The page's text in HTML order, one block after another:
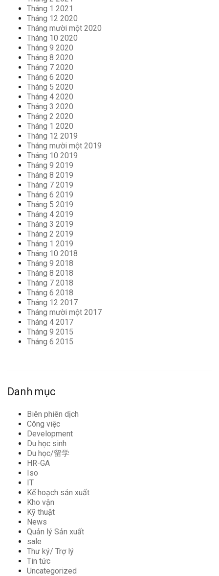
Tháng 1 2021
Tháng 12 2020
Tháng mười một 2020
Tháng 10 2020
Tháng 9 2020
Tháng 8 2020
Tháng 7 2020
Tháng 6 2020
Tháng 5 2020
Tháng 4 2020
Tháng 3 2020
Tháng 2 2020
Tháng 1 2020
Tháng 12 2019
Tháng mười một 2019
Tháng 10 2019
Tháng 9 2019
Tháng 8 2019
Tháng 7 2019
Tháng 6 2019
Tháng 5 2019
Tháng 4 2019
Tháng 3 2019
Tháng 2 2019
Tháng 1 2019
Tháng 10 2018
Tháng 9 2018
Tháng 8 2018
Tháng 7 2018
Tháng 6 2018
Tháng 12 2017
Tháng mười một 2017
Tháng 4 2017
Tháng 9 2015
Tháng 6 2015
Danh mục
Biên phiên dịch
Công việc
Development
Du học sinh
Du học/留学
HR-GA
Iso
IT
Kế hoạch sản xuất
Kho vận
Kỹ thuật
News
Quản lý Sản xuất
sale
Thư ký/ Trợ lý
Tin tức
Uncategorized